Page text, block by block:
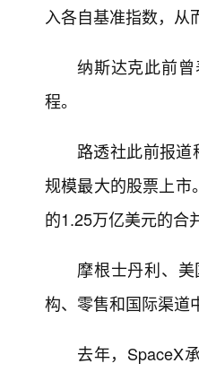
入各自基准指数，从
纳斯达克此前
程。
路透社此前报
规模最大的股票上市
的1.25万亿美元的合
摩根士丹利、
构、零售和国际渠道
去年，SpaceX